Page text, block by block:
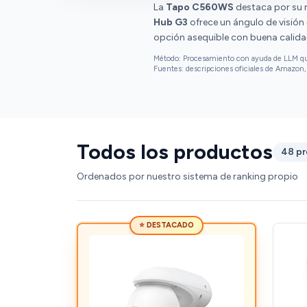
cámara responde rápido y la app permite
configurar zonas de detección, alertas y
grabación en tarjeta SD. En general, es una
tanto para exteriores como interiores si
La Tapo C560WS destaca por su
Hub G3 ofrece un ángulo de
opción asequible con buena
Método: Procesamiento con ayuda de LLM
Fuentes: descripciones oficiales de
Todos los productos 48
Ordenados por nuestro sistema de ranking propio
⭐ DESTACADO